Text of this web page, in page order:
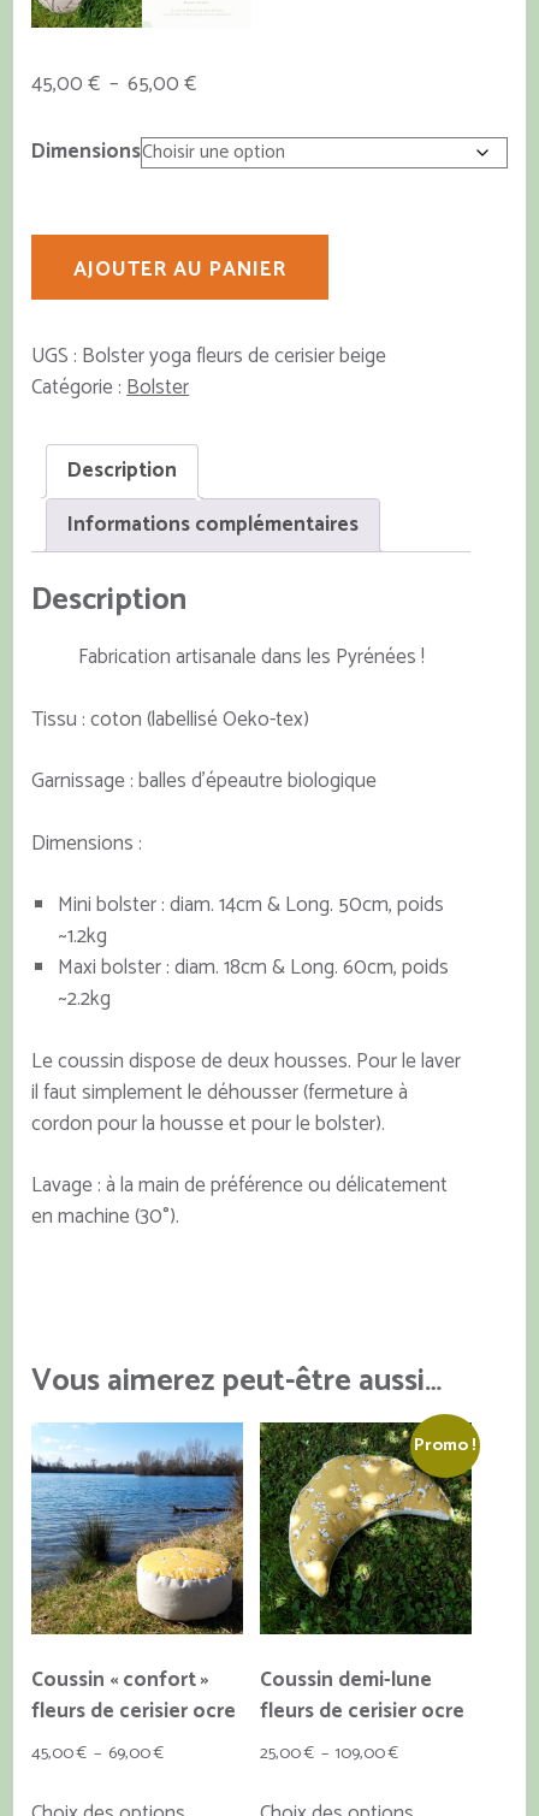
45,00€ – 65,00€Plage
prix :
45,00 €
65,00 €
Dimensions
Bolster
fleurs
de
cerisier
beige
AJOUTER AU PANIER
UGS : Bolster yoga fleurs de cerisier beige
Catégorie :Bolster
Description
Informations complémentaires
Description
Fabrication artisanale dans les Pyrénées !
Tissu : coton (labellisé Oeko-tex)
Garnissage : balles d’épeautre biologique
Dimensions :
Mini bolster : diam. 14cm & Long. 50cm, poids
~1.2kg
Maxi bolster : diam. 18cm & Long. 60cm, poids
~2.2kg
Le coussin dispose de deux housses. Pour le laver
il faut simplement le déhousser (fermeture à
cordon pour la housse et pour le bolster).
Lavage : à la main de préférence ou délicatement
en machine (30°).
Vous aimerez peut-être aussi…
Coussin « confort »
fleurs de cerisier ocre
45,00€ – 69,00€Plage
Promo !
Coussin demi-lune
fleurs de cerisier ocre
25,00€ – 109,00€Plage